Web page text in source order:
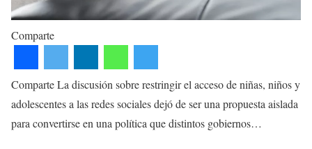
Comparte
Comparte La discusión sobre restringir el acceso de niñas, niños y
adolescentes a las redes sociales dejó de ser una propuesta aislada
para convertirse en una política que distintos gobiernos…